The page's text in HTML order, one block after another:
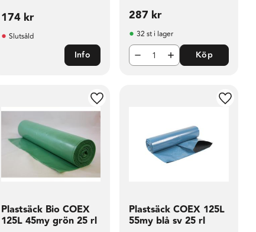
174kr
Slutsåld
Info
287 kr
32 st i lager
Köp
favoriter
Plastsäck Bio COEX
125L 45my grön 25 rl
Lägg till i favoriter
Plastsäck COEX 125L
55my blå sv 25 rl
Lägg